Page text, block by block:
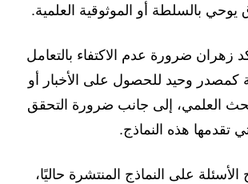
بالسلطة أو الموثوقية العلمية.
زهران ضرورة عدم الاكتفاء بالتعامل
كمصدر وحيد للحصول على الأخبار أو
العلمي، إلى جانب ضرورة التحقق
تقدمها هذه النماذج.
على النماذج المنتشرة حاليًا،